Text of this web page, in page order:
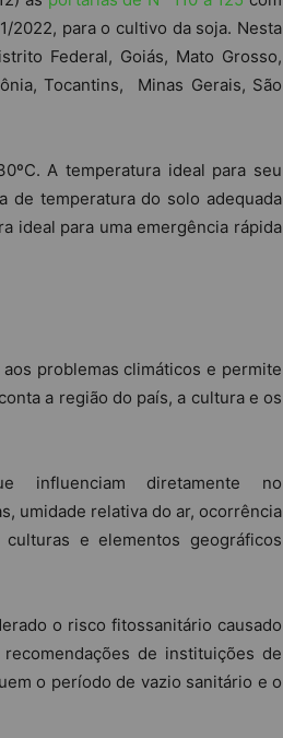
2022, para o cultivo da soja. Nesta
Federal, Goiás, Mato Grosso,
Tocantins, Minas Gerais, São
A temperatura ideal para seu
de temperatura do solo adequada
ideal para uma emergência rápida
problemas climáticos e permite
a região do país, a cultura e os
influenciam diretamente no
umidade relativa do ar, ocorrência
e elementos geográficos
o risco fitossanitário causado
de instituições de
o período de vazio sanitário e o